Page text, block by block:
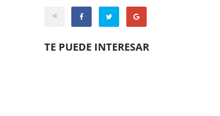
TE PUEDE INTERESAR